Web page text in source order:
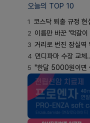
오늘의 TOP 10
1 코스닥 퇴출 규정
2 이름만 바꾼 '택갈이
3 거리로 번진 잠실역 약
4 먼디파마 수장 교체...
5 "한달 5000원이면 싼 줄